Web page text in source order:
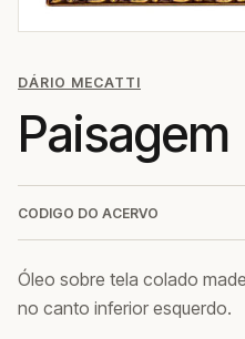
DÁRIO MECATTI
Paisagem
CODIGO DO ACERVO
Óleo sobre tela colado
no canto inferior esquerdo.